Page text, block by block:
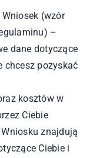
Wniosek (wzór
–
dane dotyczące
chcesz pozyskać
kosztów w
Ciebie
znajdują
Ciebie i